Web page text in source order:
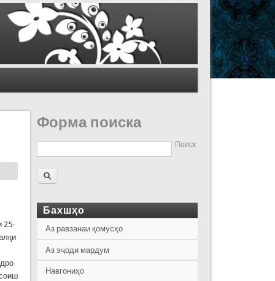
25-
Форма поиска
Поиск
Бахшҳо
Аз равзанаи қомусҳо
Аз эҷоди мардум
Навгониҳо